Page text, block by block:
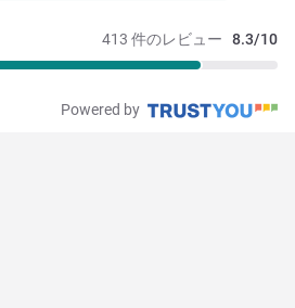
413 件のレビュー 8.3/10
Powered by